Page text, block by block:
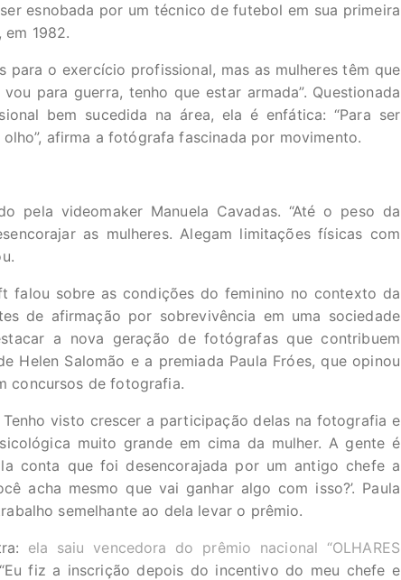
esnobada por um técnico de futebol em sua primeira
1982.
para o exercício profissional, mas as mulheres têm que
para guerra, tenho que estar armada”. Questionada
bem sucedida na área, ela é enfática: “Para ser
afirma a fotógrafa fascinada por movimento.
pela videomaker Manuela Cavadas. “Até o peso da
as mulheres. Alegam limitações físicas com
falou sobre as condições do feminino no contexto da
de afirmação por sobrevivência em uma sociedade
a nova geração de fotógrafas que contribuem
Helen Salomão e a premiada Paula Fróes, que opinou
concursos de fotografia.
visto crescer a participação delas na fotografia e
muito grande em cima da mulher. A gente é
conta que foi desencorajada por um antigo chefe a
acha mesmo que vai ganhar algo com isso?’. Paula
semelhante ao dela levar o prêmio.
ela saiu vencedora do prêmio nacional “OLHARES
fiz a inscrição depois do incentivo do meu chefe e